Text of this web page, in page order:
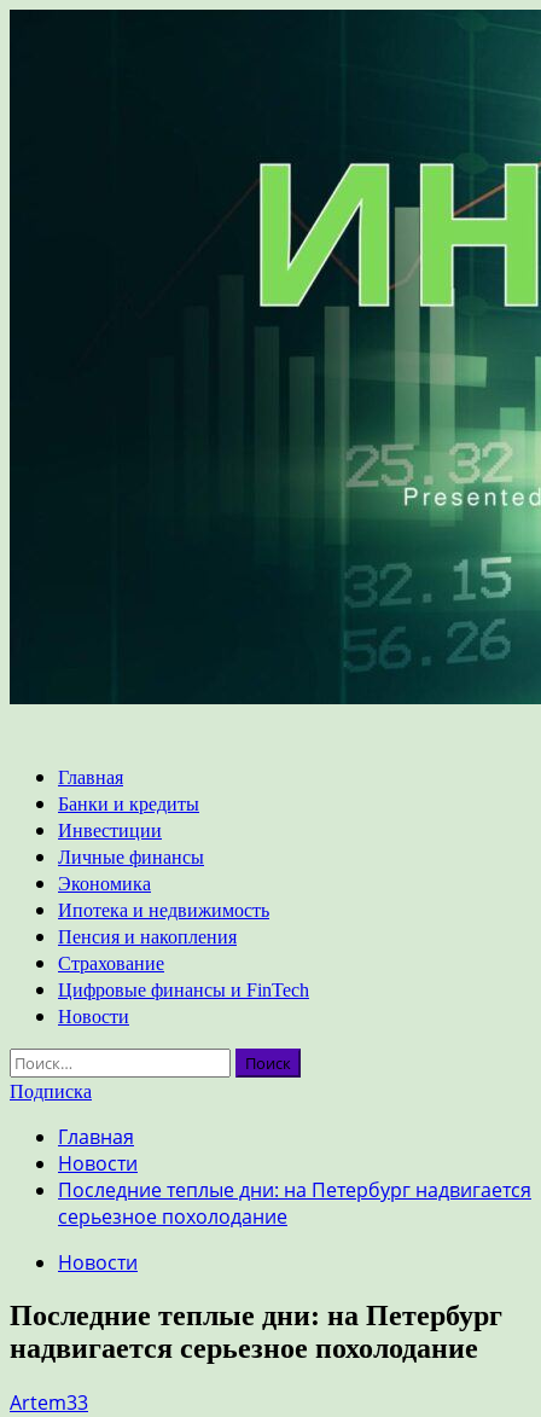
Основное
меню
Главная
Банки и кредиты
Инвестиции
Личные финансы
Экономика
Ипотека и недвижимость
Пенсия и накопления
Страхование
Цифровые финансы и FinTech
Новости
Найти:
Подписка
Главная
Новости
Последние теплые дни: на Петербург надвигается
серьезное похолодание
Новости
Последние теплые дни: на Петербург
надвигается серьезное похолодание
Artem33